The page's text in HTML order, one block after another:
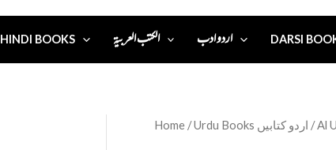
HINDI BOOKS الكتب العربية اردو ادب DARSI
Home / Urdu Books اردو کتابیں /Al